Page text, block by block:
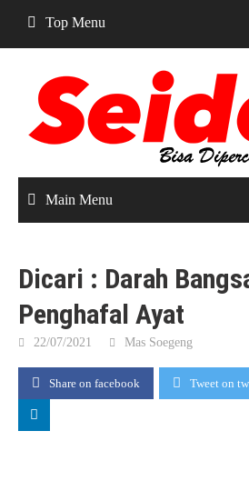
content
Top Menu
Main Menu
Dicari : Darah
Penghafal Ayat
22/07/2021 Mas Soegeng
Share on facebook Tweet on